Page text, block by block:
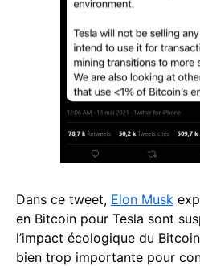
Dans ce tweet, Elon Musk
en Bitcoin pour Tesla sont
l’impact écologique du
bien trop importante pour